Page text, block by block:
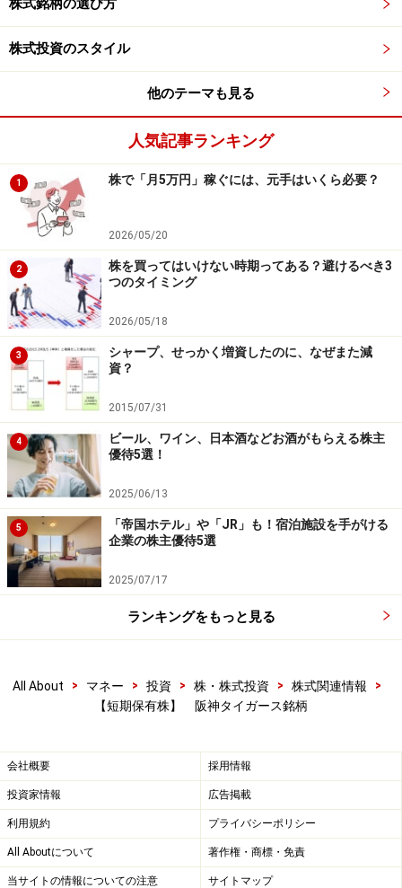
株式銘柄の選び方
株式投資のスタイル
他のテーマも見る
人気記事ランキング
1 株で「月5万円」稼ぐには、元手はいくら必要？
2026/05/20
2
株を買ってはいけない時期ってある？避けるべき3
つのタイミング
2026/05/18
3
シャープ、せっかく増資したのに、なぜまた減
資？
2015/07/31
4
ビール、ワイン、日本酒などお酒がもらえる株主
優待5選！
2025/06/13
5
「帝国ホテル」や「JR」も！宿泊施設を手がける
企業の株主優待5選
2025/07/17
ランキングをもっと見る
All About > マネー > 投資 > 株・株式投資 > 株式関連情報
>
【短期保有株】 阪神タイガース銘柄
会社概要 採用情報
投資家情報 広告掲載
利用規約 プライバシーポリシー
All Aboutについて 著作権・商標・免責
当サイトの情報についての注意 サイトマップ